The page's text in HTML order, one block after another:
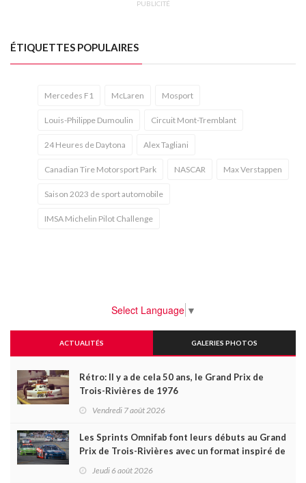
PUBLICITÉ
ÉTIQUETTES POPULAIRES
Mercedes F1 McLaren Mosport
Louis-Philippe Dumoulin Circuit Mont-Tremblant
24 Heures de Daytona Alex Tagliani
Canadian Tire Motorsport Park NASCAR Max Verstappen
Saison 2023 de sport automobile
IMSA Michelin Pilot Challenge
Select Language ▼
ACTUALITÉS GALERIES PHOTOS
Rétro: Il y a de cela 50 ans, le Grand Prix de
Trois-Rivières de 1976
Vendredi 7 août 2026
Les Sprints Omnifab font leurs débuts au Grand
Prix de Trois-Rivières avec un format inspiré de
Jeudi 6 août 2026